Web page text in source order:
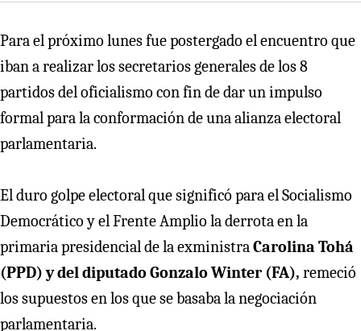
Para el próximo lunes fue postergado el encuentro que
iban a realizar los secretarios generales de los 8
partidos del oficialismo con fin de dar un impulso
formal para la conformación de una alianza electoral
parlamentaria.
El duro golpe electoral que significó para el Socialismo
Democrático y el Frente Amplio la derrota en la
primaria presidencial de la exministraCarolina Tohá
(PPD) y del diputado Gonzalo Winter (FA), remeció
los supuestos en los que se basaba la negociación
parlamentaria.